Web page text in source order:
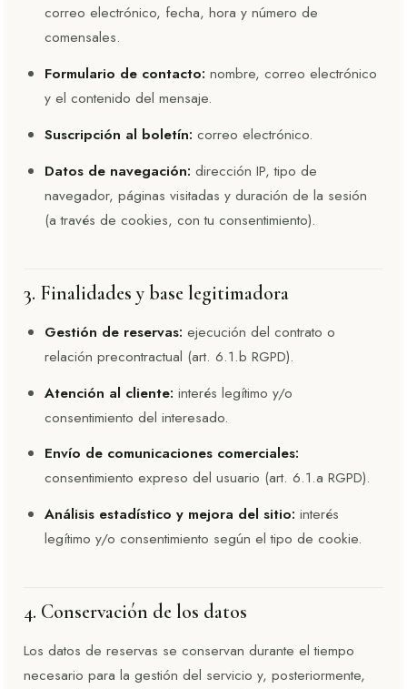
correo electrónico, fecha, hora y número de
comensales.
Formulario de contacto: nombre, correo electrónico
y el contenido del mensaje.
Suscripción al boletín: correo electrónico.
Datos de navegación: dirección IP, tipo de
navegador, páginas visitadas y duración de la sesión
(a través de cookies, con tu consentimiento).
3. Finalidades y base legitimadora
Gestión de reservas: ejecución del contrato o
relación precontractual (art. 6.1.b RGPD).
Atención al cliente: interés legítimo y/o
consentimiento del interesado.
Envío de comunicaciones comerciales:
consentimiento expreso del usuario (art. 6.1.a RGPD).
Análisis estadístico y mejora del sitio: interés
legítimo y/o consentimiento según el tipo de cookie.
4. Conservación de los datos
Los datos de reservas se conservan durante el tiempo
necesario para la gestión del servicio y, posteriormente,